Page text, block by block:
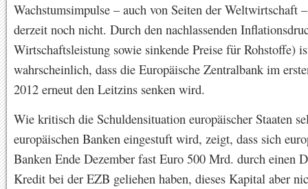
Wachstumsimpulse – auch von Seiten der Weltwirtschaft
derzeit noch nicht. Durch den nachlassenden
Wirtschaftsleistung sowie sinkende Preise für Rohstoffe)
wahrscheinlich, dass die Europäische Zentralbank im
2012 erneut den Leitzins senken wird.
Wie kritisch die Schuldensituation europäischer Staaten
europäischen Banken eingestuft wird, zeigt, dass sich
Banken Ende Dezember fast Euro 500 Mrd. durch einen
Kredit bei der EZB geliehen haben, dieses Kapital aber